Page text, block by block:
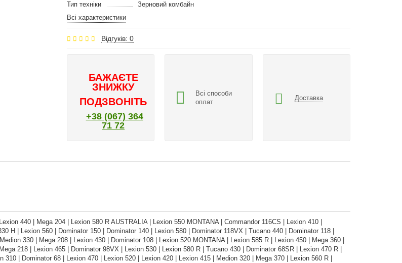
Тип техніки
Зерновий комбайн
Всі характеристики
Відгуків: 0
БАЖАЄТЕ
ЗНИЖКУ
ПОДЗВОНІТЬ
+38 (067) 364
71 72
Всі способи
оплат
Доставка
440 | Mega 204 | Lexion 580 R AUSTRALIA | Lexion 550 MONTANA | Commandor 116CS | Lexion 410 |
H | Lexion 560 | Dominator 150 | Dominator 140 | Lexion 580 | Dominator 118VX | Tucano 440 | Dominator 118 |
330 | Mega 208 | Lexion 430 | Dominator 108 | Lexion 520 MONTANA | Lexion 585 R | Lexion 450 | Mega 360 |
218 | Lexion 465 | Dominator 98VX | Lexion 530 | Lexion 580 R | Tucano 430 | Dominator 68SR | Lexion 470 R |
310 | Dominator 68 | Lexion 470 | Lexion 520 | Lexion 420 | Lexion 415 | Medion 320 | Mega 370 | Lexion 560 R |